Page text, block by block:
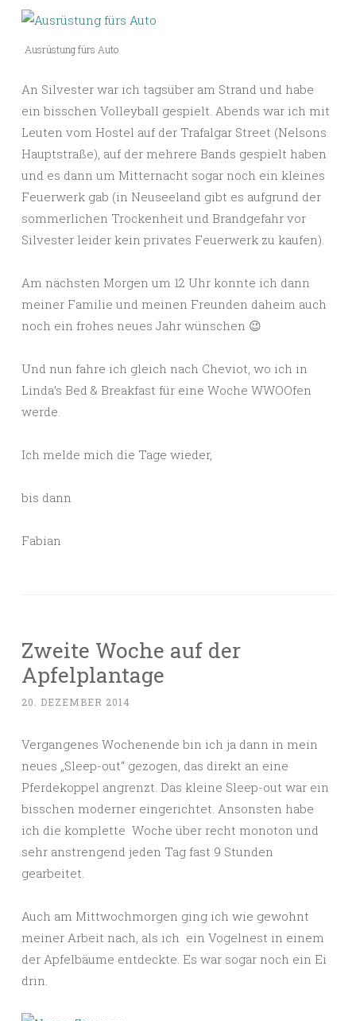
Ausrüstung fürs Auto
An Silvester war ich tagsüber am Strand und habe
ein bisschen Volleyball gespielt. Abends war ich mit
Leuten vom Hostel auf der Trafalgar Street (Nelsons
Hauptstraße), auf der mehrere Bands gespielt haben
und es dann um Mitternacht sogar noch ein kleines
Feuerwerk gab (in Neuseeland gibt es aufgrund der
sommerlichen Trockenheit und Brandgefahr vor
Silvester leider kein privates Feuerwerk zu kaufen).
Am nächsten Morgen um 12 Uhr konnte ich dann
meiner Familie und meinen Freunden daheim auch
noch ein frohes neues Jahr wünschen 😉
Und nun fahre ich gleich nach Cheviot, wo ich in
Linda’s Bed & Breakfast für eine Woche WWOOfen
werde.
Ich melde mich die Tage wieder,
bis dann
Fabian
Zweite Woche auf der
Apfelplantage
20. DEZEMBER 2014
Vergangenes Wochenende bin ich ja dann in mein
neues „Sleep-out“ gezogen, das direkt an eine
Pferdekoppel angrenzt. Das kleine Sleep-out war ein
bisschen moderner eingerichtet. Ansonsten habe
ich die komplette Woche über recht monoton und
sehr anstrengend jeden Tag fast 9 Stunden
gearbeitet.
Auch am Mittwochmorgen ging ich wie gewohnt
meiner Arbeit nach, als ich ein Vogelnest in einem
der Apfelbäume entdeckte. Es war sogar noch ein Ei
drin.